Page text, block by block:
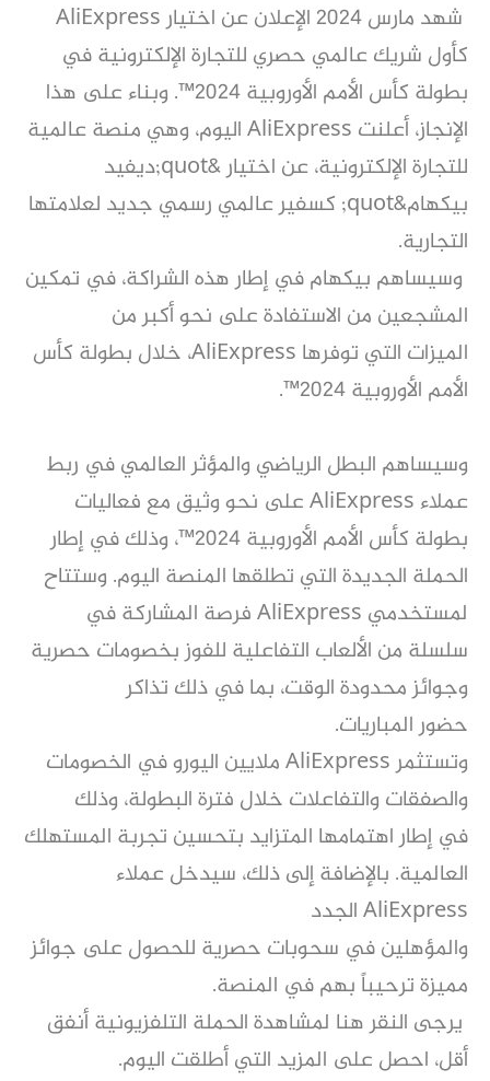
شهد مارس 2024 الإعلان عن اختيار AliExpress
كأول شريك عالمي حصري للتجارة الإلكترونية في
بطولة كأس الأمم الأوروبية 2024™. وبناء على هذا
الإنجاز، أعلنت
AliExpress اليوم، وهي منصة عالمية
للتجارة الإلكترونية، عن اختيار &quot;ديفيد
بيكهام&quot; كسفير عالمي رسمي جديد
لعلامتها
التجارية.
وسيساهم بيكهام في إطار هذه الشراكة، في تمكين
المشجعين من الاستفادة على نحو أكبر من
الميزات
التي توفرها AliExpress، خلال بطولة كأس
الأمم الأوروبية 2024™.
وسيساهم البطل الرياضي والمؤثر العالمي في ربط
عملاء AliExpress على نحو وثيق مع فعاليات
بطولة كأس الأمم
الأوروبية 2024™، وذلك في إطار
الحملة الجديدة التي تطلقها المنصة اليوم. وستتاح
لمستخدمي AliExpress فرصة
المشاركة في
سلسلة من الألعاب التفاعلية للفوز بخصومات حصرية
وجوائز محدودة الوقت، بما في ذلك تذاكر
حضورالمباريات.
وتستثمر AliExpress ملايين اليورو في الخصومات
والصفقات والتفاعلات خلال فترة البطولة، وذلك
فيإطار اهتمامها المتزايد بتحسين تجربة المستهلك
العالمية. بالإضافة إلى ذلك، سيدخل عملاء
AliExpress الجدد
والمؤهلين في سحوبات حصرية للحصول على جوائز
مميزة ترحيباً بهم في المنصة.
يرجى النقر هنا لمشاهدة الحملة التلفزيونية أنفق
أقل، احصل على المزيد التي أطلقت اليوم.